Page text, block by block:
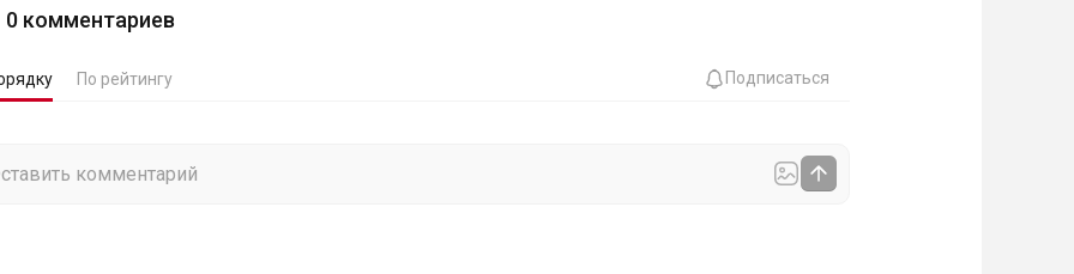
0 комментариев
По рейтингу Подписаться